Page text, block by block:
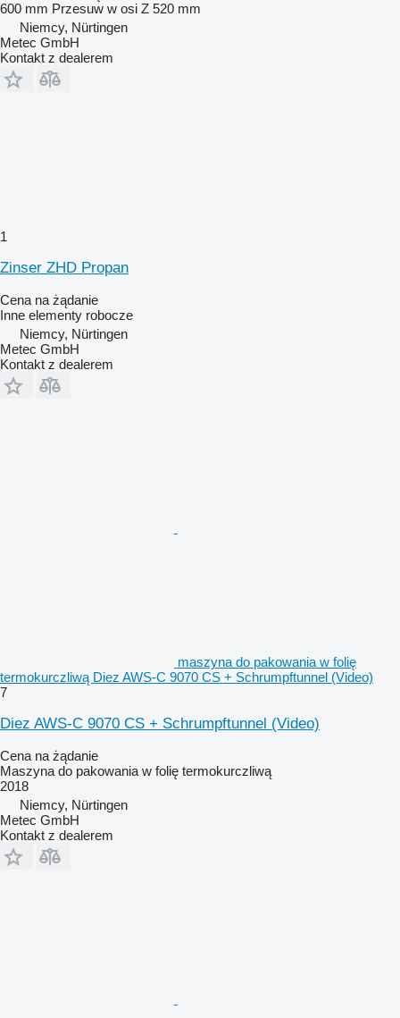
600 mm Przesuw w osi Z 520 mm
Niemcy, Nürtingen
Metec GmbH
Kontakt z dealerem
1
Zinser ZHD Propan
Cena na żądanie
Inne elementy robocze
Niemcy, Nürtingen
Metec GmbH
Kontakt z dealerem
maszyna do pakowania w folię
termokurczliwą Diez AWS-C 9070 CS + Schrumpftunnel (Video)
7
Diez AWS-C 9070 CS + Schrumpftunnel (Video)
Cena na żądanie
Maszyna do pakowania w folię termokurczliwą
2018
Niemcy, Nürtingen
Metec GmbH
Kontakt z dealerem